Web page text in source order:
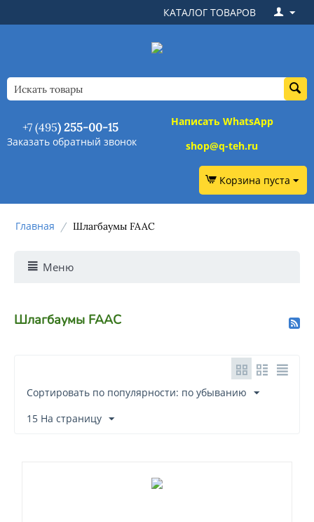
КАТАЛОГ ТОВАРОВ
+7 (495) 255-00-15
Заказать обратный звонок
Написать WhatsApp
shop@q-teh.ru
Корзина пуста
Главная / Шлагбаумы FAAC
Меню
Шлагбаумы FAAC
Сортировать по популярности: по убыванию
15 На страницу